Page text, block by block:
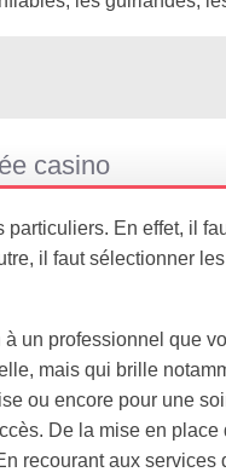
casino
En effet, il
il faut sélectionner
un professionnel que
mais qui brille
ou encore pour une
De la mise en
recourant aux services